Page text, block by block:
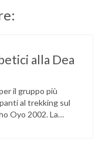
alla Dea
il gruppo più
al trekking sul
Oyo 2002. La